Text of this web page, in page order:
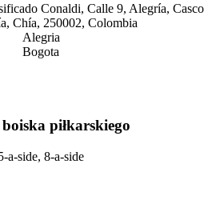
Conaldi, Calle 9, Alegría, Casco
Chía, 250002, Colombia
Alegria
Bogota
piłkarskiego
a-side, 8-a-side